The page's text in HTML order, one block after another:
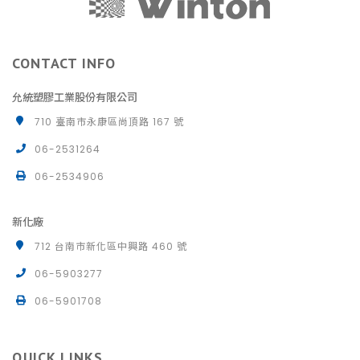
CONTACT INFO
允統塑膠工業股份有限公司
710 臺南市永康區尚頂路 167 號
06-2531264
06-2534906
新化廠
712 台南市新化區中興路 460 號
06-5903277
06-5901708